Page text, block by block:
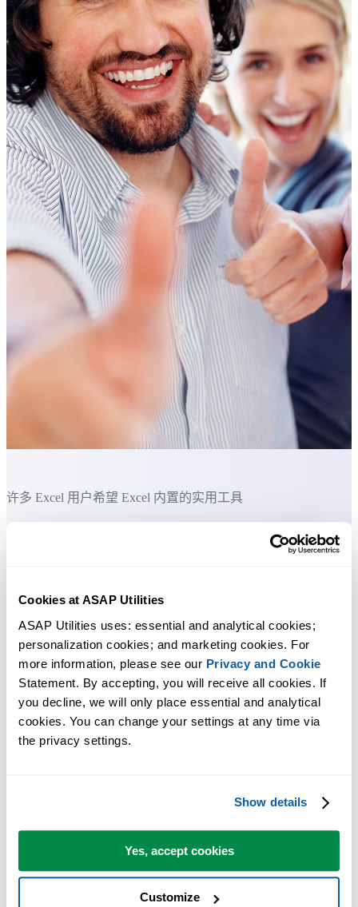
Cookies at ASAP Utilities
ASAP Utilities uses: essential and analytical cookies;
personalization cookies; and marketing cookies. For
more information, please see our Privacy and Cookie
Statement. By accepting, you will receive all cookies. If
you decline, we will only place essential and analytical
cookies. You can change your settings at any time via
the privacy settings.
Show details
Yes, accept cookies
Customize
许多 Excel 用户希望 Excel 内置的实用工具
节省 Excel 工作时间，简单高效。
您可以立即开始使用，无需培训。
大多数用户都会先从几个工具开始。 很多用户后来都会每天使
用 ASAP Utilities。
300